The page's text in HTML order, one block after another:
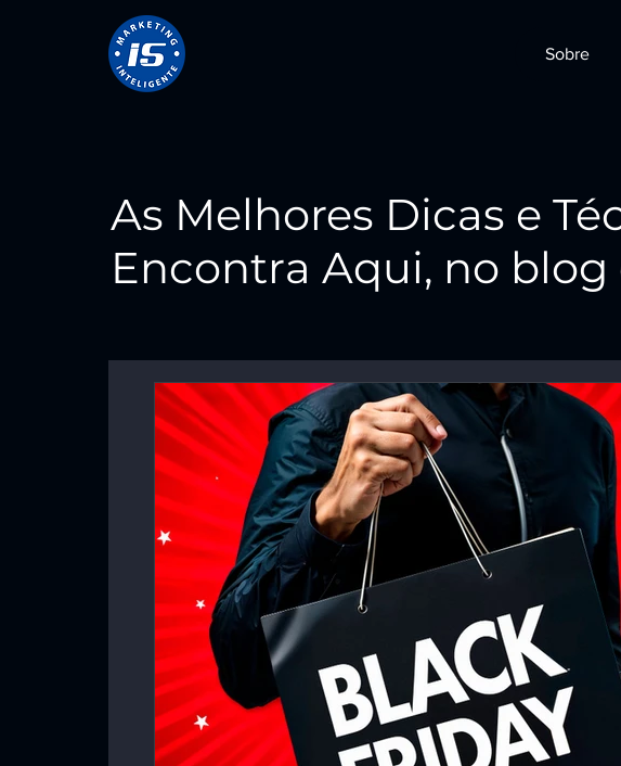
Sobre
As Melhores Dicas e
Encontra Aqui, no